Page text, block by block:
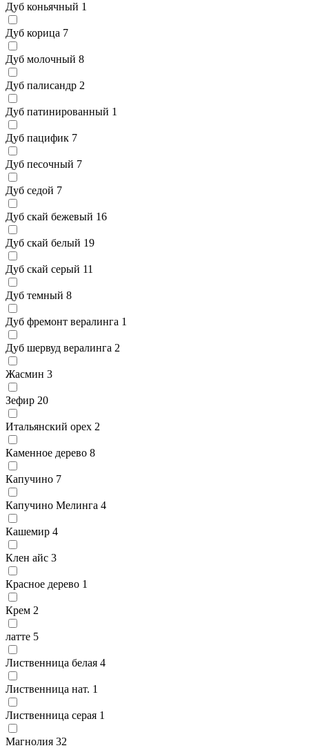
Дуб коньячный 1
Дуб корица 7
Дуб молочный 8
Дуб палисандр 2
Дуб патинированный 1
Дуб пацифик 7
Дуб песочный 7
Дуб седой 7
Дуб скай бежевый 16
Дуб скай белый 19
Дуб скай серый 11
Дуб темный 8
Дуб фремонт вералинга 1
Дуб шервуд вералинга 2
Жасмин 3
Зефир 20
Итальянский орех 2
Каменное дерево 8
Капучино 7
Капучино Мелинга 4
Кашемир 4
Клен айс 3
Красное дерево 1
Крем 2
латте 5
Лиственница белая 4
Лиственница нат. 1
Лиственница серая 1
Магнолия 32